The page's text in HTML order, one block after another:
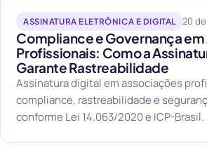
ASSINATURA ELETRÔNICA E DIGITAL 20
Compliance e Governança
Profissionais: Como a
Garante Rastreabilidade
Assinatura digital em associações
compliance, rastreabilidade e
conforme Lei 14.063/2020 e ICP-Brasil.